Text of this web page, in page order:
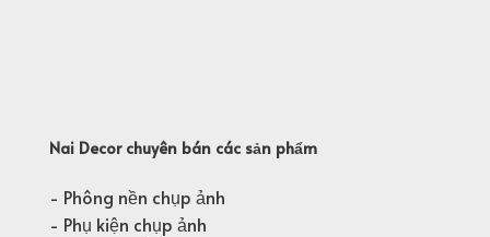
Nai Decor chuyên bán các sản phẩm
- Phông nền chụp ảnh
- Phụ kiện chụp ảnh